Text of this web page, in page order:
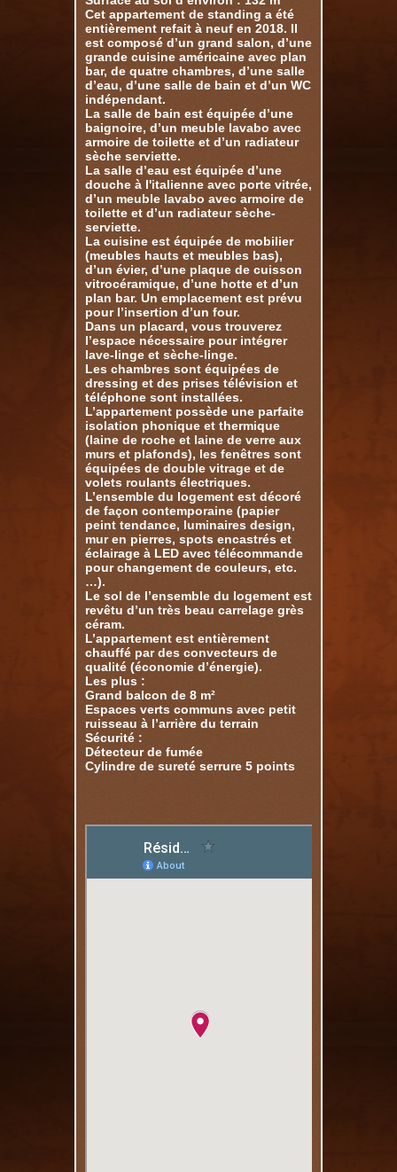
Cet appartement de standing a été
entièrement refait à neuf en 2018. Il
est composé d’un grand salon, d’une
grande cuisine américaine avec plan
bar, de quatre chambres, d’une salle
d’eau, d’une salle de bain et d’un WC
indépendant.
La salle de bain est équipée d’une
baignoire, d’un meuble lavabo avec
armoire de toilette et d’un radiateur
sèche serviette.
La salle d’eau est équipée d’une
douche à l'italienne avec porte vitrée,
d’un meuble lavabo avec armoire de
toilette et d’un radiateur sèche-
serviette.
La cuisine est équipée de mobilier
(meubles hauts et meubles bas),
d’un évier, d’une plaque de cuisson
vitrocéramique, d’une hotte et d’un
plan bar. Un emplacement est prévu
pour l’insertion d’un four.
Dans un placard, vous trouverez
l’espace nécessaire pour intégrer
lave-linge et sèche-linge.
Les chambres sont équipées de
dressing et des prises télévision et
téléphone sont installées.
L’appartement possède une parfaite
isolation phonique et thermique
(laine de roche et laine de verre aux
murs et plafonds), les fenêtres sont
équipées de double vitrage et de
volets roulants électriques.
L’ensemble du logement est décoré
de façon contemporaine (papier
peint tendance, luminaires design,
mur en pierres, spots encastrés et
éclairage à LED avec télécommande
pour changement de couleurs, etc.
…).
Le sol de l’ensemble du logement est
revêtu d’un très beau carrelage grès
céram.
L’appartement est entièrement
chauffé par des convecteurs de
qualité (économie d’énergie).
Les plus :
Grand balcon de 8 m²
Espaces verts communs avec petit
ruisseau à l’arrière du terrain
Sécurité :
Détecteur de fumée
Cylindre de sureté serrure 5 points